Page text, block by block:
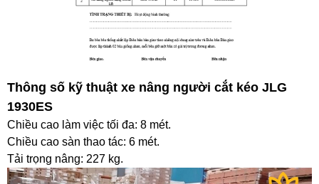
Thông số kỹ thuật xe nâng người cắt kéo JLG
1930ES
Chiều cao làm việc tối đa: 8 mét.
Chiều cao sàn thao tác: 6 mét.
Tải trọng nâng: 227 kg.